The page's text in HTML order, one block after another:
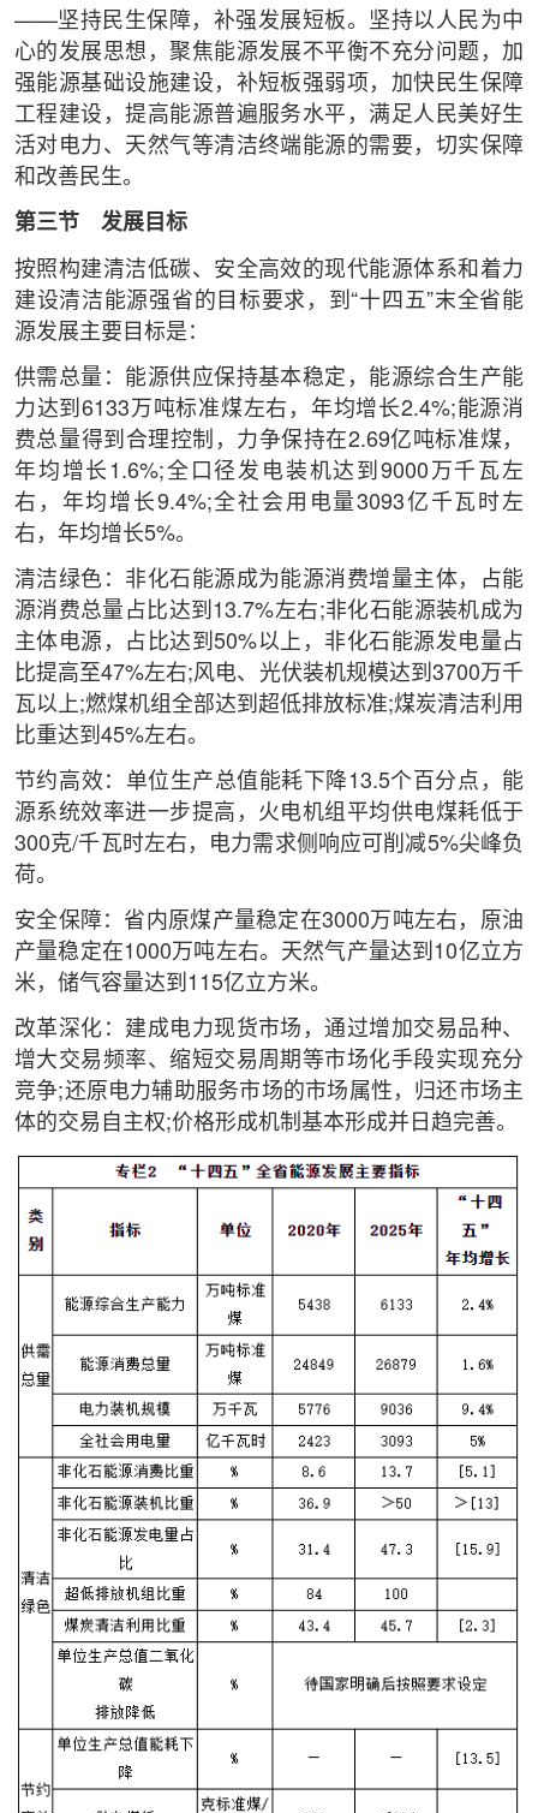
——坚持民生保障，补强发展短板。坚持以人民为中
心的发展思想，聚焦能源发展不平衡不充分问题，加
强能源基础设施建设，补短板强弱项，加快民生保障
工程建设，提高能源普遍服务水平，满足人民美好生
活对电力、天然气等清洁终端能源的需要，切实保障
和改善民生。
第三节 发展目标
按照构建清洁低碳、安全高效的现代能源体系和着力
建设清洁能源强省的目标要求，到“十四五”末全省能
源发展主要目标是：
供需总量：能源供应保持基本稳定，能源综合生产能
力达到6133万吨标准煤左右，年均增长2.4%;能源消
费总量得到合理控制，力争保持在2.69亿吨标准煤，
年均增长1.6%;全口径发电装机达到9000万千瓦左
右，年均增长9.4%;全社会用电量3093亿千瓦时左
右，年均增长5%。
清洁绿色：非化石能源成为能源消费增量主体，占能
源消费总量占比达到13.7%左右;非化石能源装机成为
主体电源，占比达到50%以上，非化石能源发电量占
比提高至47%左右;风电、光伏装机规模达到3700万千
瓦以上;燃煤机组全部达到超低排放标准;煤炭清洁利用
比重达到45%左右。
节约高效：单位生产总值能耗下降13.5个百分点，能
源系统效率进一步提高，火电机组平均供电煤耗低于
300克/千瓦时左右，电力需求侧响应可削减5%尖峰负
荷。
安全保障：省内原煤产量稳定在3000万吨左右，原油
产量稳定在1000万吨左右。天然气产量达到10亿立方
米，储气容量达到115亿立方米。
改革深化：建成电力现货市场，通过增加交易品种、
增大交易频率、缩短交易周期等市场化手段实现充分
竞争;还原电力辅助服务市场的市场属性，归还市场主
体的交易自主权;价格形成机制基本形成并日趋完善。